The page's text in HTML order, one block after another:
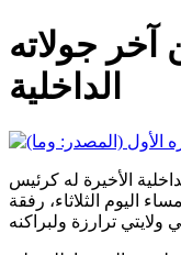
آخر جولاته
الداخلية
الأخيرة له كرئيس
اليوم الثلاثاء، رفقة